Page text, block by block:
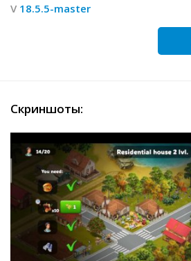
V 18.5.5-master
Скриншоты: